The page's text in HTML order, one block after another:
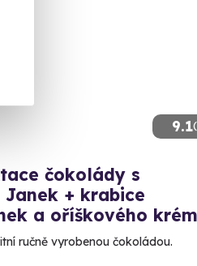
9.1
čokolády s
+ krabice
a oříškového
ručně vyrobenou čokoládou.